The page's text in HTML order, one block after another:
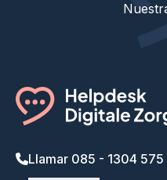
Llamar 085 - 1304 575